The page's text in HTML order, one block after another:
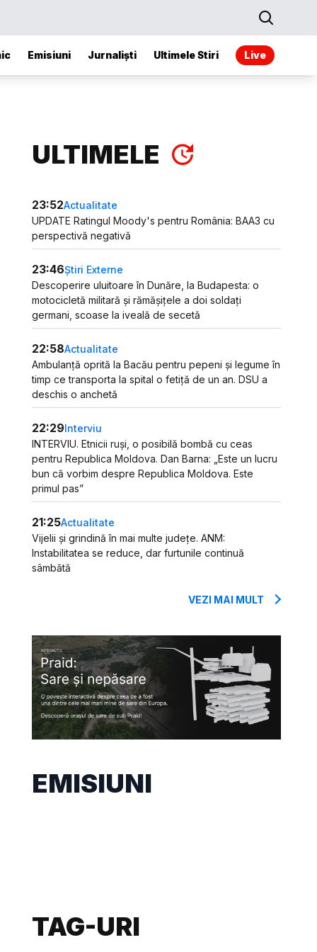
Emisiuni Jurnaliști Ultimele Stiri Live
ULTIMELE
23:52Actualitate
UPDATE Ratingul Moody's pentru România: BAA3 cu
perspectivă negativă
23:46Știri Externe
Descoperire uluitoare în Dunăre, la Budapesta: o
motocicletă militară și rămășițele a doi soldați
germani, scoase la iveală de secetă
22:58Actualitate
Ambulanță oprită la Bacău pentru pepeni și legume în
timp ce transporta la spital o fetiță de un an. DSU a
deschis o anchetă
22:29Interviu
INTERVIU. Etnicii ruși, o posibilă bombă cu ceas
pentru Republica Moldova. Dan Barna: „Este un lucru
bun că vorbim despre Republica Moldova. Este
primul pas”
21:25Actualitate
Vijelii și grindină în mai multe județe. ANM:
Instabilitatea se reduce, dar furtunile continuă
sâmbătă
VEZI MAI MULT
EMISIUNI
TAG-URI